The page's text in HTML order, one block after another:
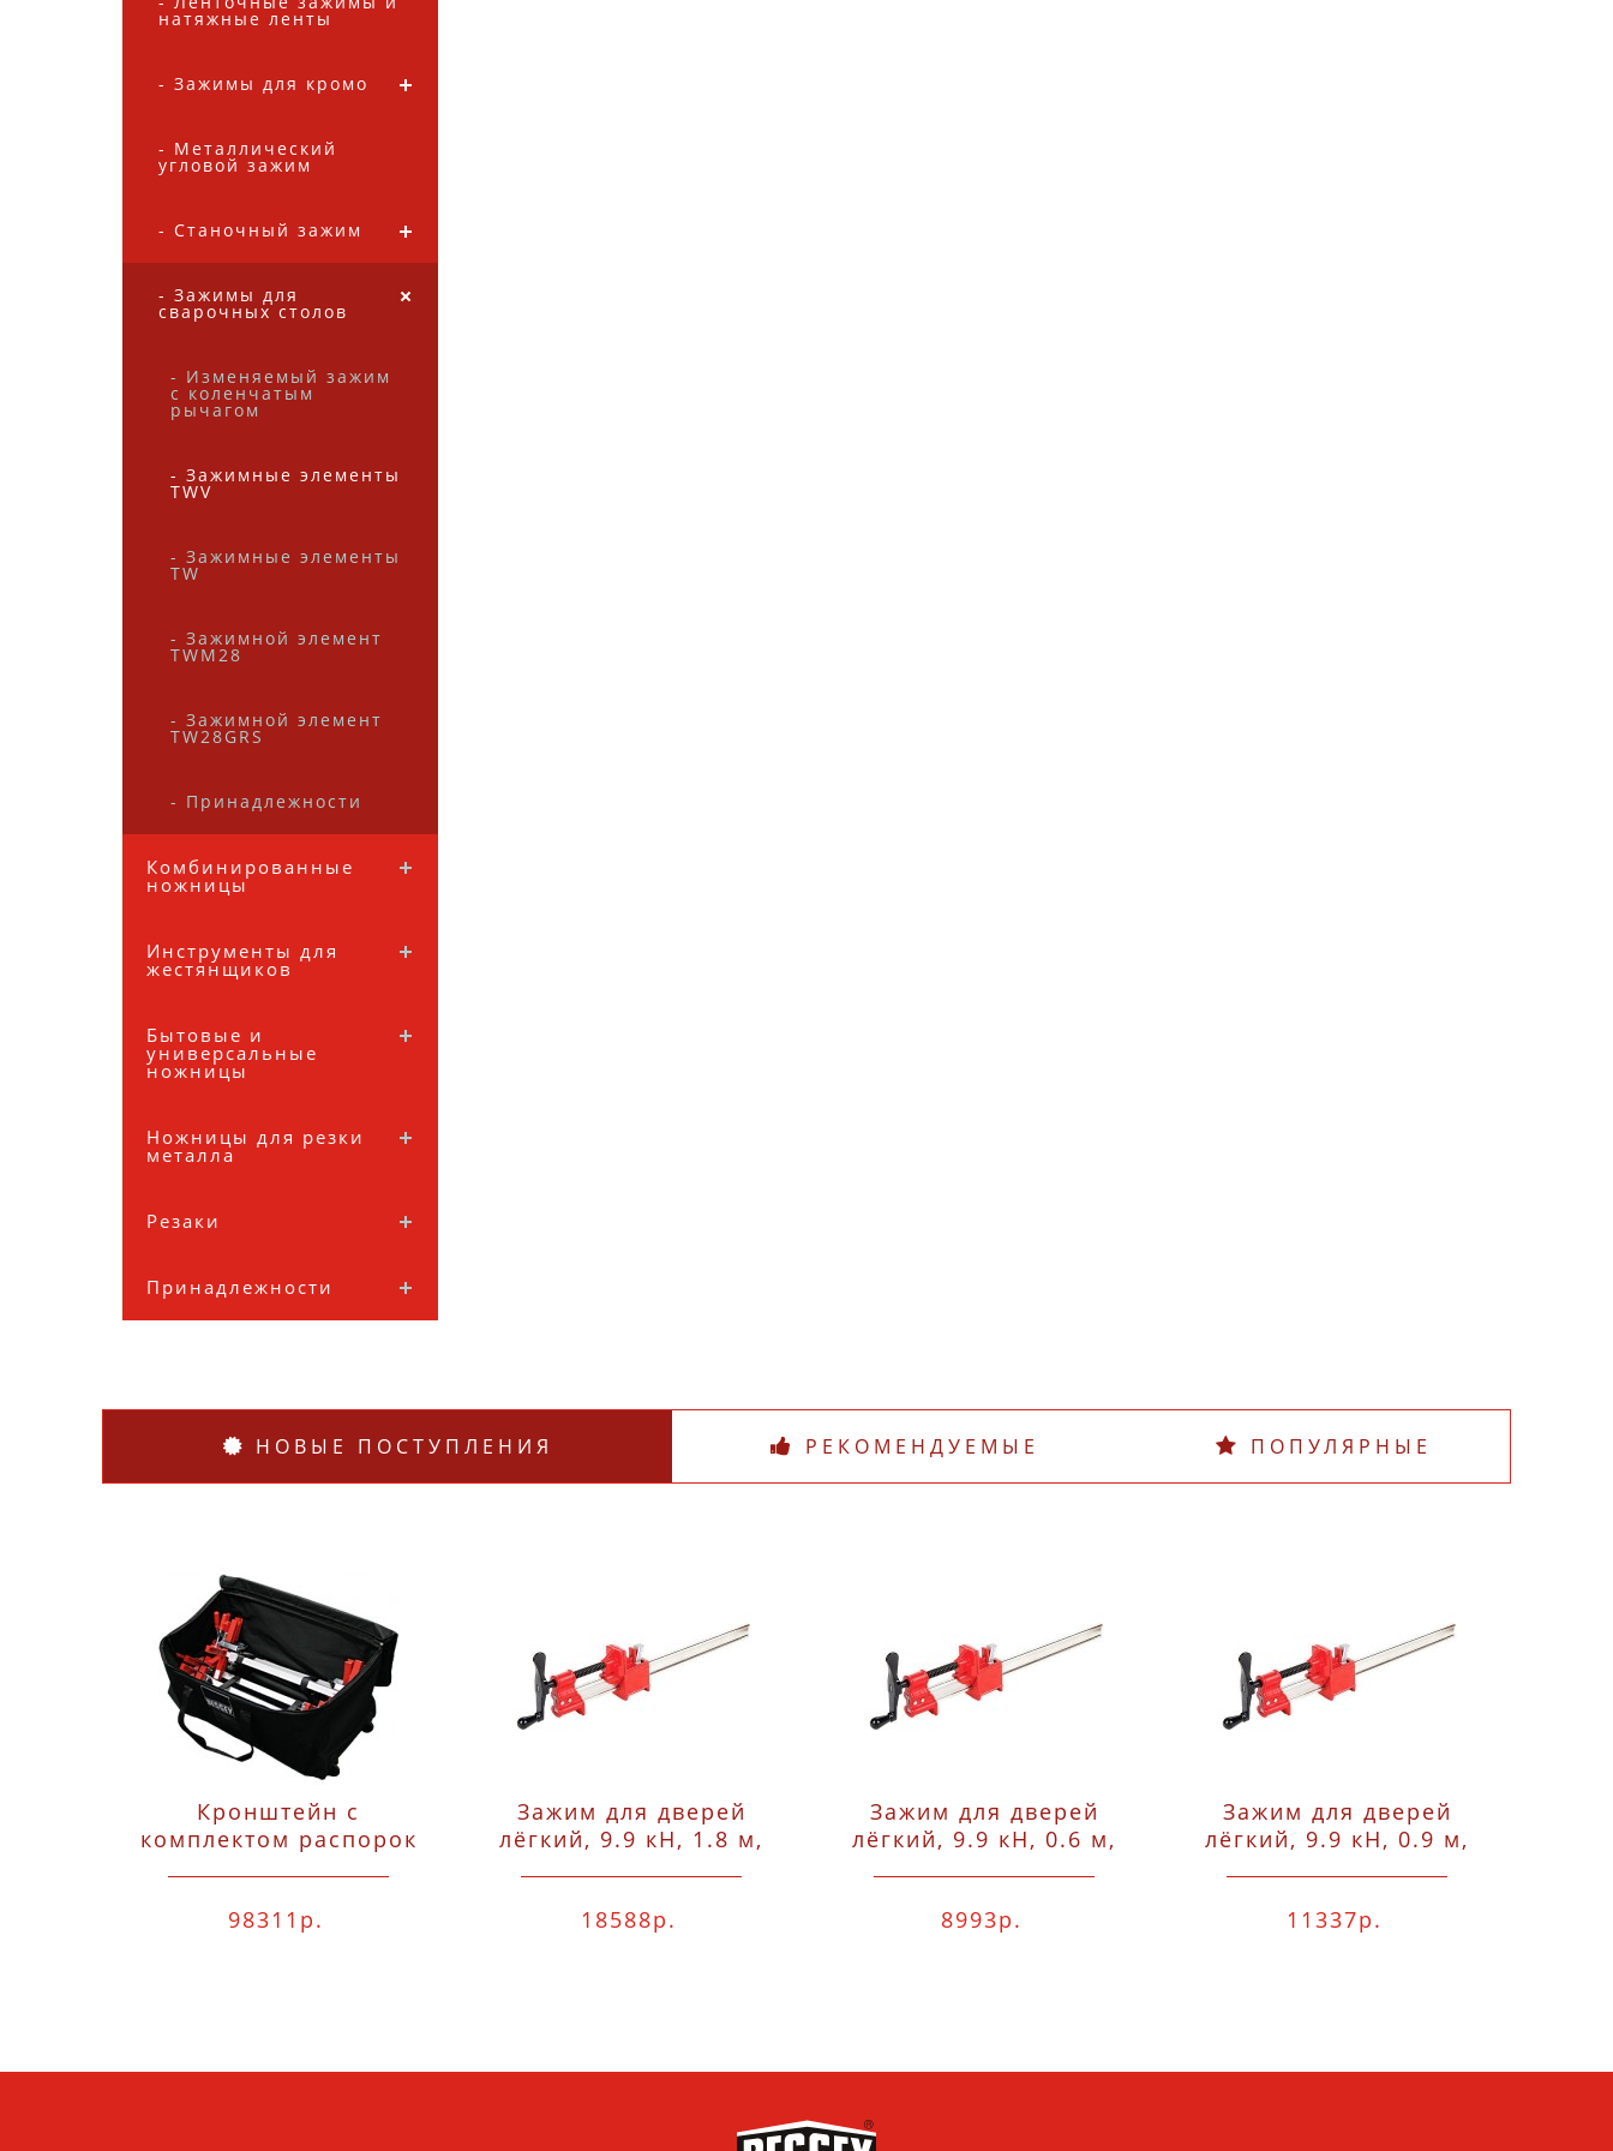
натяжные ленты
- Зажимы для кромок
- Металлический
угловой зажим
- Станочный зажим
- Зажимы для
сварочных столов
- Изменяемый зажим
с коленчатым
рычагом
- Зажимные элементы
TWV
- Зажимные элементы
TW
- Зажимной элемент
TWM28
- Зажимной элемент
TW28GRS
- Принадлежности
Комбинированные
ножницы
Инструменты для
жестянщиков
Бытовые и
универсальные
ножницы
Ножницы для резки
металла
Резаки
Принадлежности
НОВЫЕ ПОСТУПЛЕНИЯ РЕКОМЕНДУЕМЫЕ ПОПУЛЯРНЫЕ
Кронштейн с
комплектом распорок
комплекта распорок
98311р.
Зажим для дверей
лёгкий, 9.9 кН, 1.8 м,
профиль 37x11x4.5
18588р.
Зажим для дверей
лёгкий, 9.9 кН, 0.6 м,
профиль 37x11x4.5
8993р.
Зажим для дверей
лёгкий, 9.9 кН, 0.9 м,
профиль 37x11x4.5
11337р.